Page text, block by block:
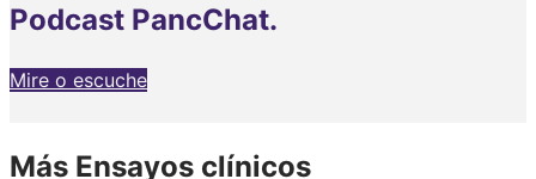
Podcast PancChat.
Mire o escuche
Más Ensayos clínicos